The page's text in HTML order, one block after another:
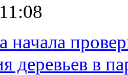
начала
деревьев в